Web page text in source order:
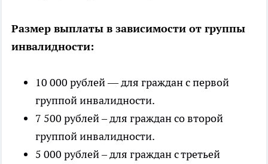
Размер выплаты в зависимости от группы
инвалидности:
10 000 рублей — для граждан с первой
группой инвалидности.
7 500 рублей – для граждан со второй
группой инвалидности.
5 000 рублей – для граждан с третьей